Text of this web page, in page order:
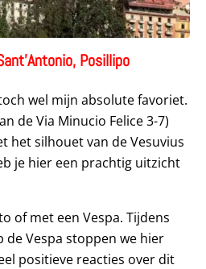
Posillipo
wel mijn absolute favoriet.
de Via Minucio Felice 3-7)
het silhouet van de Vesuvius
je hier een prachtig uitzicht
of met een Vespa. Tijdens
de Vespa stoppen we hier
positieve reacties over dit